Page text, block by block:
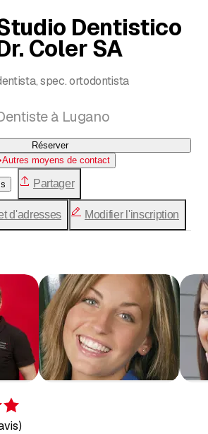
Dentistico
Coler SA
spec. ortodontista
à Lugano
Réserver
Autres moyens de contact
Partager
d'adresses Modifier l'inscription